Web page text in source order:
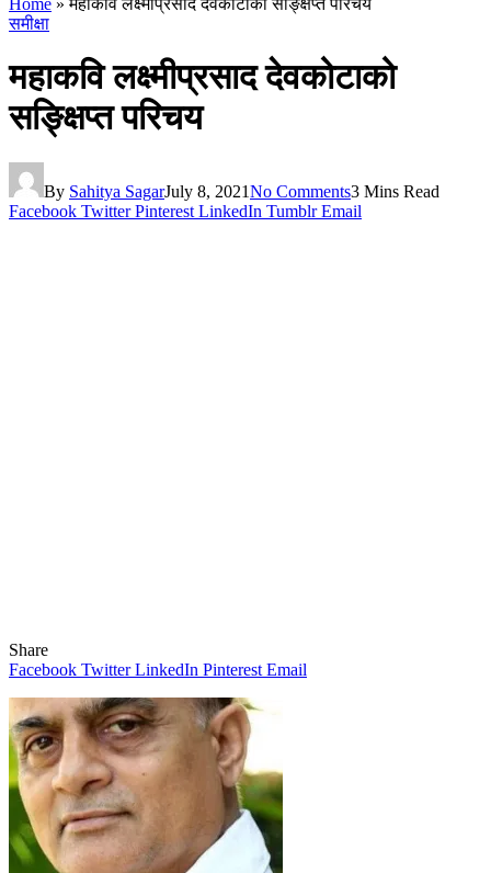
Home »महाकवि लक्ष्मीप्रसाद देवकोटाको सङ्क्षिप्त परिचय
समीक्षा
महाकवि लक्ष्मीप्रसाद देवकोटाको
सङ्क्षिप्त परिचय
By Sahitya SagarJuly 8, 2021No Comments3 Mins Read
Facebook Twitter Pinterest LinkedIn Tumblr Email
Share
Facebook Twitter LinkedIn Pinterest Email